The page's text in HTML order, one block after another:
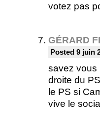
votez pas
GÉRARD
Posted 9 juin
savez vous
droite du
le PS si
vive le